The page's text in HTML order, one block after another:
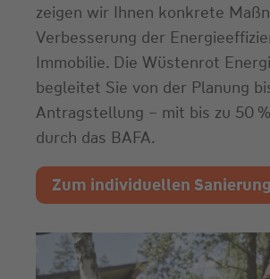
zeigen wir Ihnen konkrete
Verbesserung der
Immobilie. Die Wüstenrot
begleitet Sie von der Planung
Antragstellung – mit bis zu 50
durch das BAFA.
Zum individuellen